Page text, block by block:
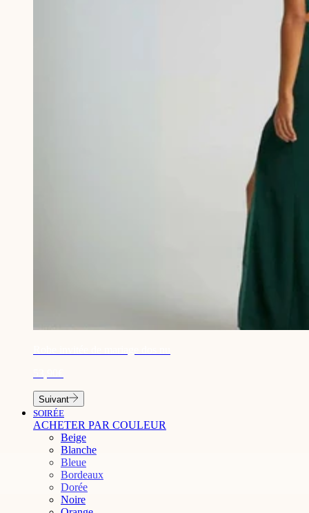
Suivant
SOIRÉE
ACHETER PAR COULEUR
Beige
Blanche
Bleue
Bordeaux
Dorée
Noire